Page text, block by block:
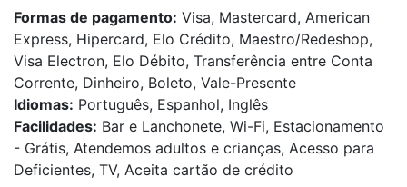
Formas de pagamento: Visa, Mastercard, American
Express, Hipercard, Elo Crédito, Maestro/Redeshop,
Visa Electron, Elo Débito, Transferência entre Conta
Corrente, Dinheiro, Boleto, Vale-Presente
Idiomas: Português, Espanhol, Inglês
Facilidades: Bar e Lanchonete, Wi-Fi, Estacionamento
- Grátis, Atendemos adultos e crianças, Acesso para
Deficientes, TV, Aceita cartão de crédito